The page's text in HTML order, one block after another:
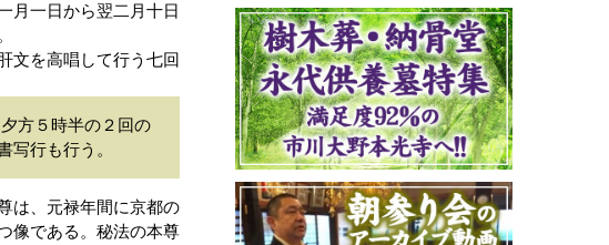
月一日から翌二月十日
文を高唱して行う七回
方５時半の２回の
行も行う。
は、元禄年間に京都の
像である。秘法の本尊